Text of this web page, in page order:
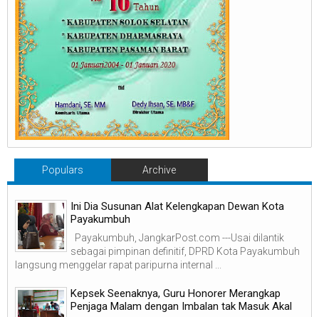
Populars Archive
Ini Dia Susunan Alat Kelengkapan Dewan Kota
Payakumbuh
Payakumbuh, JangkarPost.com ---Usai dilantik
sebagai pimpinan definitif, DPRD Kota Payakumbuh
langsung menggelar rapat paripurna internal ...
Kepsek Seenaknya, Guru Honorer Merangkap
Penjaga Malam dengan Imbalan tak Masuk Akal